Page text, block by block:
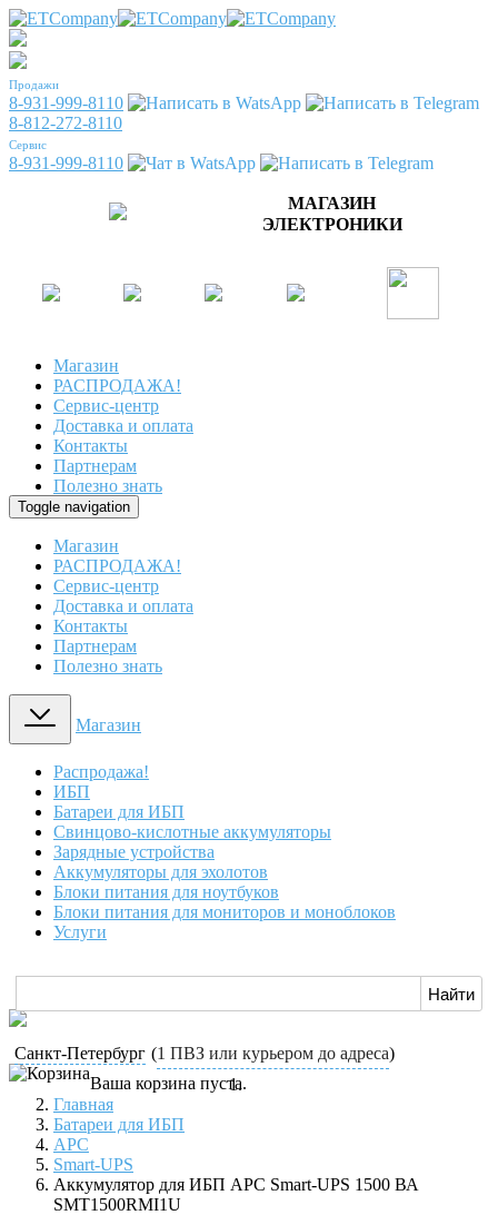
Продажи
8-931-999-8110
8-812-272-8110
Сервис
8-931-999-8110
МАГАЗИН
ЭЛЕКТРОНИКИ
Магазин
РАСПРОДАЖА!
Сервис-центр
Доставка и оплата
Контакты
Партнерам
Полезно знать
Toggle navigation
Магазин
РАСПРОДАЖА!
Сервис-центр
Доставка и оплата
Контакты
Партнерам
Полезно знать
Магазин
Распродажа!
ИБП
Батареи для ИБП
Свинцово-кислотные аккумуляторы
Зарядные устройства
Аккумуляторы для эхолотов
Блоки питания для ноутбуков
Блоки питания для мониторов и моноблоков
Услуги
Санкт-Петербург (1 ПВЗ или курьером до адреса)
Ваша корзина пуста.
Главная
Батареи для ИБП
APC
Smart-UPS
Аккумулятор для ИБП APC Smart-UPS 1500 ВА
SMT1500RMI1U